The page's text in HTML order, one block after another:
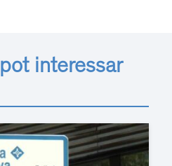
interessar